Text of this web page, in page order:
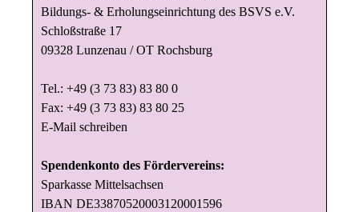
Bildungs- & Erholungseinrichtung des BSVS e.V.
Schloßstraße 17
09328 Lunzenau / OT Rochsburg
Tel.: +49 (3 73 83) 83 80 0
Fax: +49 (3 73 83) 83 80 25
E-Mail schreiben
Spendenkonto des Fördervereins:
Sparkasse Mittelsachsen
IBAN DE33870520003120001596